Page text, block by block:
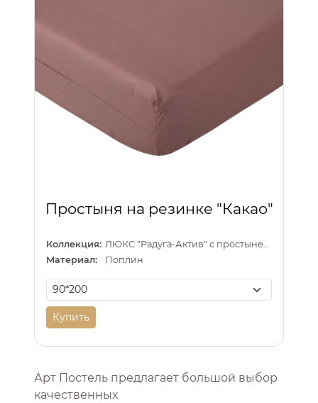
Простыня на резинке "Какао"
Коллекция:
ЛЮКС "Радуга-Актив" с простыней на резинке
Материал:
Поплин
Купить
Арт Постель предлагает большой выбор
качественных